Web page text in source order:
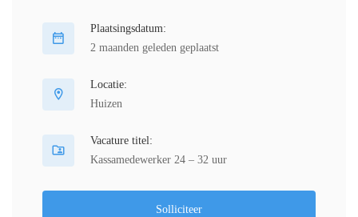
Plaatsingsdatum:
2 maanden geleden geplaatst
Locatie:
Huizen
Vacature titel:
Kassamedewerker 24 – 32 uur
Solliciteer